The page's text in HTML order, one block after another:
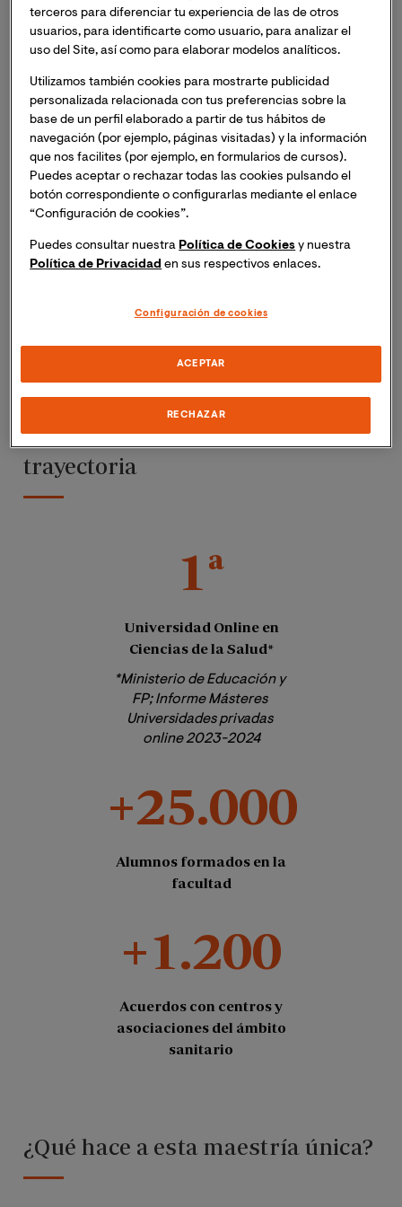
Porque creemos enuna sanidad más humana
nuestra facultad inspira a alumnos y profesionales
atransformar la atención sanitaria, poniendo al
paciente, la familia y los profesionales en el centro
de cada decisión.
Mediante una combinación deconocimiento
teórico, análisis de casos clínicos y seminarios
exclusivos
impartidos por referentes del sector,
desarrollarás competencias para trasladar de
contribuyendo a generar un cambio real y
sostenible en la sanidad.
Un valor añadido que refuerza tu perfil
Las cifras muestran nuestra
trayectoria
1ª
Universidad Online en
Ciencias de la Salud*
*Ministerio de Educación y
FP; Informe Másteres
Universidades privadas
online 2023-2024
+25.000
Alumnos formados en la
facultad
+1.200
Acuerdos con centros y
asociaciones del ámbito
sanitario
¿Qué hace a esta maestría única?
terceros para diferenciar tu experiencia de las de otros
usuarios, para identificarte como usuario, para analizar el
uso del Site, así como para elaborar modelos analíticos.
Utilizamos también cookies para mostrarte publicidad
personalizada relacionada con tus preferencias sobre la
base de un perfil elaborado a partir de tus hábitos de
navegación (por ejemplo, páginas visitadas) y la información
que nos facilites (por ejemplo, en formularios de cursos).
Puedes aceptar o rechazar todas las cookies pulsando el
botón correspondiente o configurarlas mediante el enlace
“Configuración de cookies”.
Puedes consultar nuestra Política de Cookies y nuestra
Política de Privacidad en sus respectivos enlaces.
Configuración de cookies
RECHAZAR
ACEPTAR